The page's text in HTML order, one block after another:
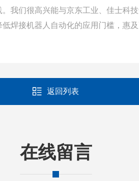
我们很高兴能与京东工业、佳士科
焊接机器人自动化的应用门槛，惠
返回列表
在线留言